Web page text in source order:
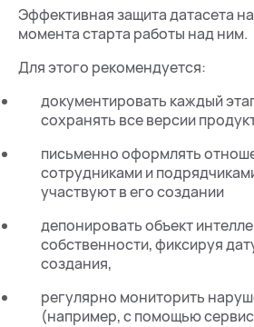
Эффективная защита датасета
момента старта работы над ним.
Для этого рекомендуется:
документировать каждый
сохранять все версии
письменно оформлять
сотрудниками и
участвуют в его создании
депонировать объект
собственности, фиксируя
создания,
регулярно мониторить
(например, с помощью